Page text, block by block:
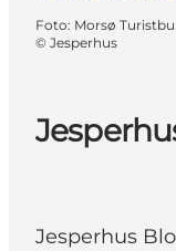
Jesperhus
Foto: Morsø
© Jesperhus